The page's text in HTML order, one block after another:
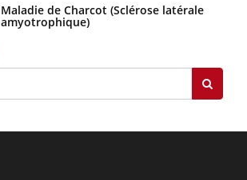
Maladie de Charcot (Sclérose latérale
amyotrophique)